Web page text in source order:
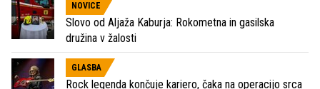
NOVICE
Slovo od Aljaža Kaburja: Rokometna in gasilska
družina v žalosti
GLASBA
Rock legenda končuje kariero, čaka na operacijo srca